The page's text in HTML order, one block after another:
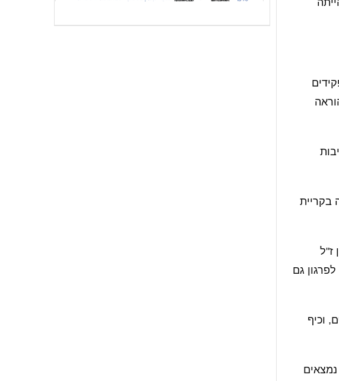
בקריית
ז"ל
גם
וכיף